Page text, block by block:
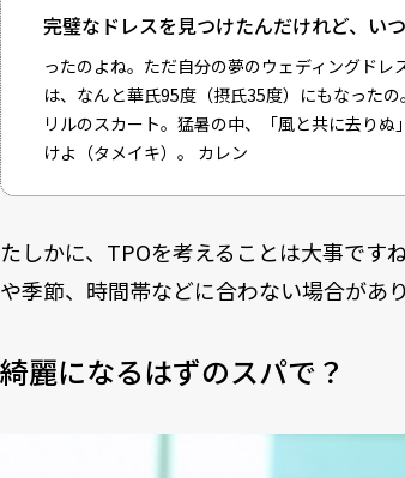
完璧なドレスを見つけたんだけれど、い
ったのよね。ただ自分の夢のウェディングド
は、なんと華氏95度（摂氏35度）にもなった
リルのスカート。猛暑の中、「風と共に去り
けよ（タメイキ）。 カレン
たしかに、TPOを考えることは大事です
や季節、時間帯などに合わない場合があり
綺麗になるはずのスパで？